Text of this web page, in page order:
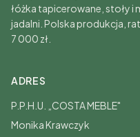
łóżka tapicerowane, stoły i
jadalni. Polska produkcja,
7 000 zł.
ADRES
P.P.H.U. „COSTA MEBLE"
Monika Krawczyk